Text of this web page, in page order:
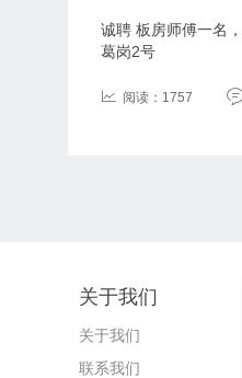
诚聘 板房师傅一名
葛岗2号
阅读：1757
关于我们
关于我们
联系我们